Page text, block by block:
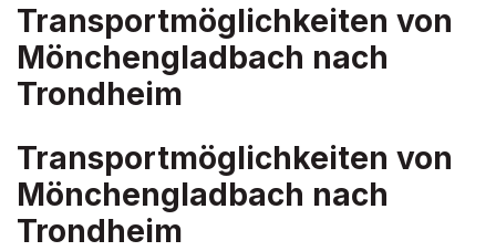
Transportmöglichkeiten von
Mönchengladbach nach
Trondheim
Transportmöglichkeiten von
Mönchengladbach nach
Trondheim